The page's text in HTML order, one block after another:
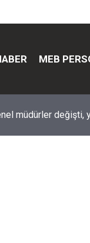
MEB
müdürler değişti,